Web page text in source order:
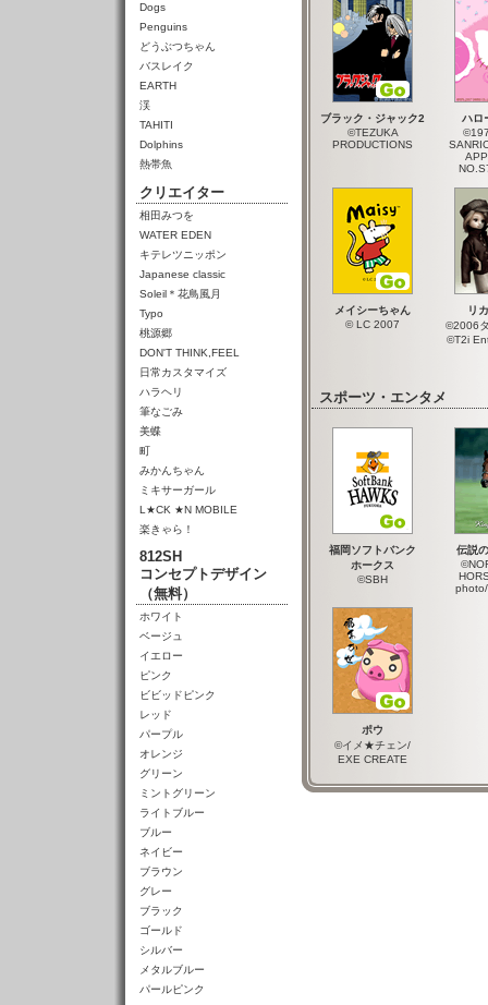
ブラック・ジャック2
©TEZUKA
PRODUCTIONS
ハロ
メイシーちゃん
© LC 2007
リ
©2006
©T2i
スポーツ・エンタメ
福岡ソフトバンク
ホークス
©SBH
伝説
ポウ
©イメ★チェン/
EXE CREATE
Dogs
Penguins
どうぶつちゃん
バスレイク
EARTH
渓
TAHITI
Dolphins
熱帯魚
クリエイター
相田みつを
WATER EDEN
キテレツニッポン
Japanese classic
Soleil＊花鳥風月
Typo
桃源郷
DON'T THINK,FEEL
日常カスタマイズ
ハラヘリ
筆なごみ
美蝶
町
みかんちゃん
ミキサーガール
L★CK ★N MOBILE
楽きゃら！
812SH
コンセプトデザイン
（無料）
ホワイト
ベージュ
イエロー
ピンク
ビビッドピンク
レッド
パープル
オレンジ
グリーン
ミントグリーン
ライトブルー
ブルー
ネイビー
ブラウン
グレー
ブラック
ゴールド
シルバー
メタルブルー
パールピンク